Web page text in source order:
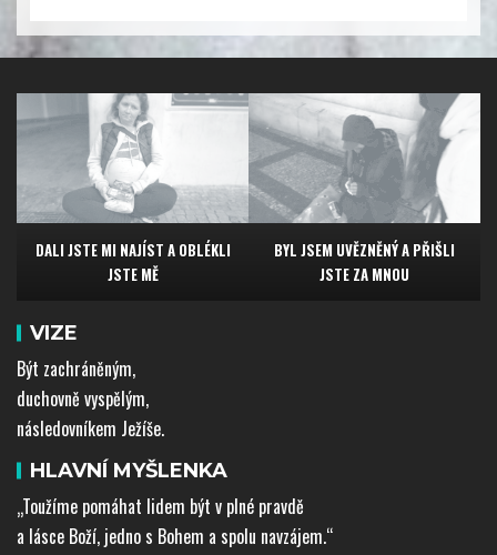
DALI JSTE MI NAJÍST A OBLÉKLI
JSTE MĚ
BYL JSEM UVĚZNĚNÝA PŘIŠLI
JSTE ZA MNOU
VIZE
Být zachráněným,
duchovně vyspělým,
následovníkem Ježíše.
HLAVNÍ MYŠLENKA
„Toužíme pomáhat lidem být v plné pravdě
a lásce Boží, jedno s Bohem a spolu navzájem.“